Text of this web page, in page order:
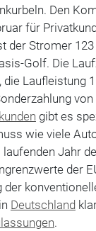
Den
für
der Stromer
Golf. Die
Laufleistung
gibt es
wie viele
Jahr
der
der
Deutschland
.